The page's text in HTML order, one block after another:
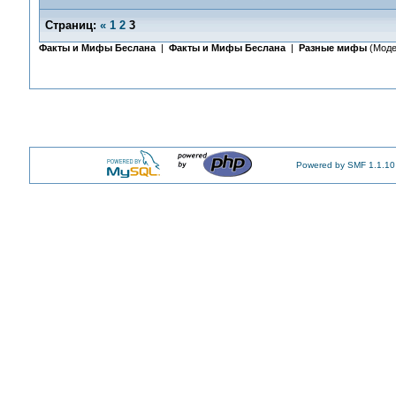
Страниц: « 1 2 3
Факты и Мифы Беслана| Факты и Мифы Беслана| Разные мифы
Powered by SMF 1.1.10